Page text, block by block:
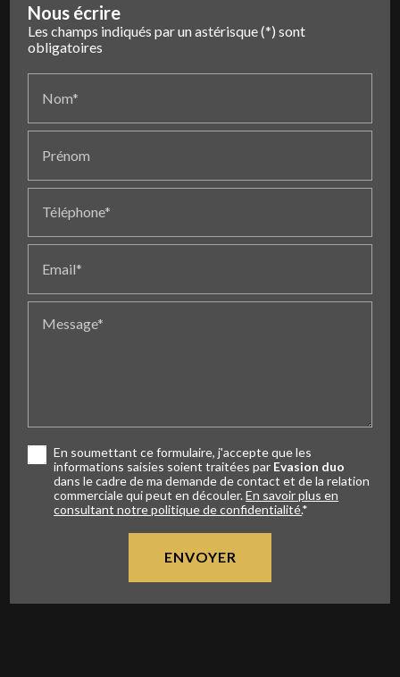
Nous écrire
Les champs indiqués par un astérisque (*) sont
obligatoires
Nom*
Prénom
Téléphone*
Email*
Message*
En soumettant ce formulaire, j'accepte que les
informations saisies soient traitées par Evasion duo
dans le cadre de ma demande de contact et de la relation
commerciale qui peut en découler.En savoir plus en
consultant notre politique de confidentialité.*